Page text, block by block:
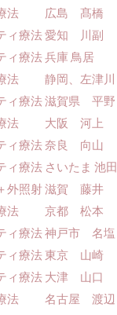
療法 広島 髙橋
ィ療法 愛知 川副
ィ療法 兵庫 鳥居
法 静岡、左津川
ィ療法 滋賀県 平野
療法 大阪 河上
ィ療法 奈良 向山
ィ療法 さいたま 池田
外照射 滋賀 藤井
療法 京都 松本
ィ療法 神戸市 名塩
ィ療法 東京 山崎
ィ療法 大津 山口
療法 名古屋 渡辺